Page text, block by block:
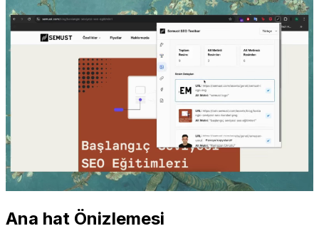
Ana hat Önizlemesi